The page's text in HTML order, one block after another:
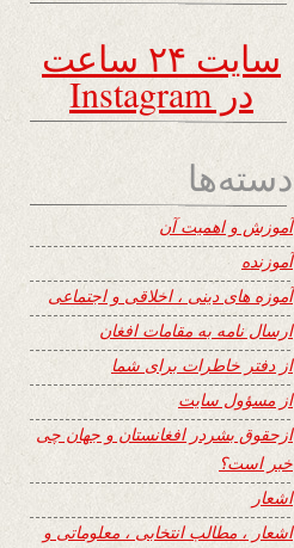
سایت ۲۴ ساعت
در Instagram
دسته‌ها
آموزش و اهمیت آن
آموزنده
آموزه های دینی ، اخلاقی و اجتماعی
ارسال نامه به مقامات افغان
از دفتر خاطرات برای شما
از مسؤول سایت
ازحقوق بشردر افغانستان و جهان چی
خبر است؟
اشعار
اشعار ، مطالب انتخابی ، معلوماتی و